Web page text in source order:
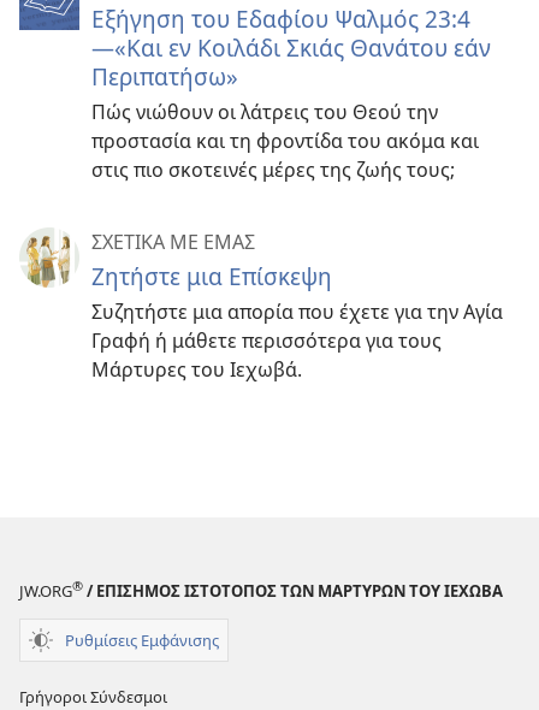
Εξήγηση του Εδαφίου Ψαλμός 23:4
—«Και εν Κοιλάδι Σκιάς Θανάτου εάν
Περιπατήσω»
Πώς νιώθουν οι λάτρεις του Θεού την
προστασία και τη φροντίδα του ακόμα και
στις πιο σκοτεινές μέρες της ζωής τους;
ΣΧΕΤΙΚΑ ΜΕ ΕΜΑΣ
Ζητήστε μια Επίσκεψη
Συζητήστε μια απορία που έχετε για την Αγία
Γραφή ή μάθετε περισσότερα για τους
Μάρτυρες του Ιεχωβά.
JW.ORG® / ΕΠΙΣΗΜΟΣ ΙΣΤΟΤΟΠΟΣ ΤΩΝ ΜΑΡΤΥΡΩΝ ΤΟΥ ΙΕΧΩΒΑ
Ρυθμίσεις Εμφάνισης
Γρήγοροι Σύνδεσμοι